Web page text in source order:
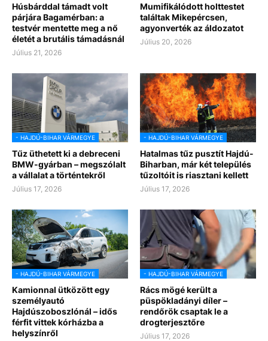
Húsbárddal támadt volt
párjára Bagamérban: a
testvér mentette meg a nő
életét a brutális támadásnál
Július 21, 2026
Mumifikálódott holttestet
találtak Mikepércsen,
agyonverték az áldozatot
Július 20, 2026
- HAJDÚ-BIHAR VÁRMEGYE
Tűz üthetett ki a debreceni
BMW-gyárban – megszólalt
a vállalat a történtekről
Július 17, 2026
- HAJDÚ-BIHAR VÁRMEGYE
Hatalmas tűz pusztít Hajdú-
Biharban, már két település
tűzoltóit is riasztani kellett
Július 17, 2026
- HAJDÚ-BIHAR VÁRMEGYE
Kamionnal ütközött egy
személyautó
Hajdúszoboszlónál – idős
férfit vittek kórházba a
helyszínről
- HAJDÚ-BIHAR VÁRMEGYE
Rács mögé került a
püspökladányi díler –
rendőrök csaptak le a
drogterjesztőre
Július 17, 2026